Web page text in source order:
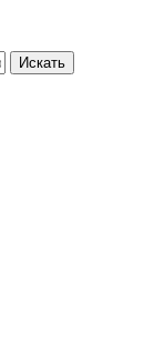
Искать